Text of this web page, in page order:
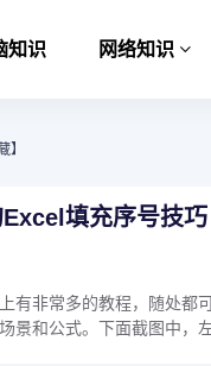
知识 网络知识
】
填充序号技巧
有非常多的教程，随处都
景和公式。下面截图中，左